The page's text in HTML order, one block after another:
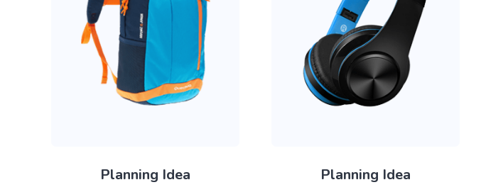
Planning Idea Planning Idea